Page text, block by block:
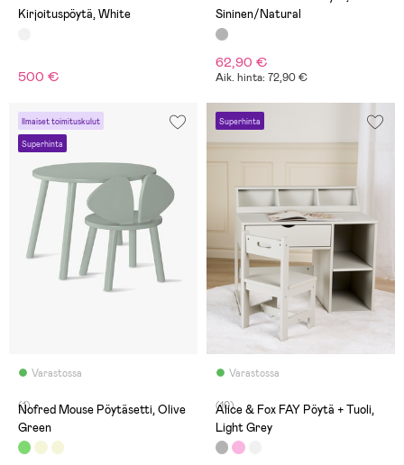
Kirjoituspöytä, White
500 €
Sininen/Natural
62,90 €
Aik. hinta: 72,90 €
Ilmaiset toimituskulut
Superhinta
Varastossa
(1)
Nofred Mouse Pöytäsetti, Olive
Green
Superhinta
Varastossa
(10)
Alice & Fox FAY Pöytä + Tuoli,
Light Grey